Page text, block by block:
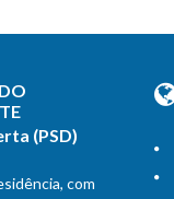
(PSD)
com